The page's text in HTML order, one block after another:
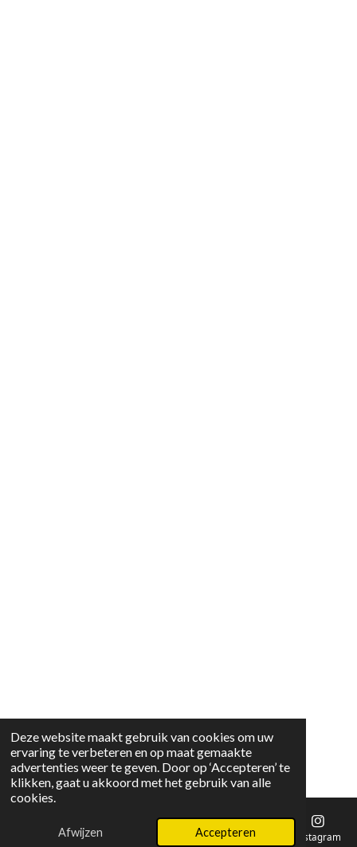
Deze website maakt gebruik van cookies om uw
ervaring te verbeteren en op maat gemaakte
advertenties weer te geven. Door op ‘Accepteren’ te
klikken, gaat u akkoord met het gebruik van alle
cookies.
Afwijzen Accepteren
E-mailadres Instagram